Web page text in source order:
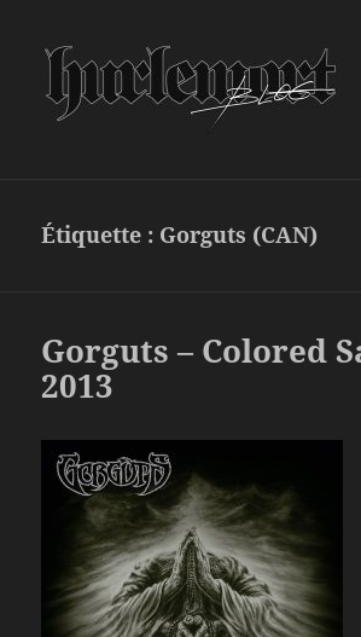
Étiquette : Gorguts (CAN)
Gorguts – Colored
2013